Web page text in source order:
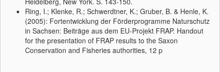
Ring, I.; Klenke, R.; Schwerdtner, K.; Gruber, B. & Henle, K.
(2005): Fortentwicklung der Förderprogramme Naturschutz
in Sachsen: Beiträge aus dem EU-Projekt FRAP. Handout
for the presentation of FRAP results to the Saxon
Conservation and Fisheries authorities, 12 p